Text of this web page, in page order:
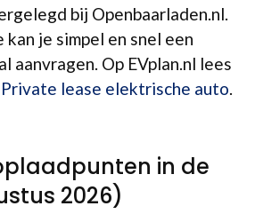
bij Openbaarladen.nl.
je simpel en snel een
aanvragen. Op EVplan.nl lees
Private lease elektrische auto.
in de
2026)